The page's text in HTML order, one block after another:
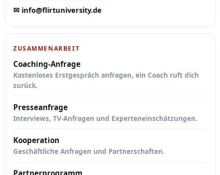
✉ info@flirtuniversity.de
ZUSAMMENARBEIT
Coaching-Anfrage
Kostenloses Erstgespräch anfragen, ein Coach ruft dich
zurück.
Presseanfrage
Interviews, TV-Anfragen und Experteneinschätzungen.
Kooperation
Geschäftliche Anfragen und Partnerschaften.
Partnerprogramm